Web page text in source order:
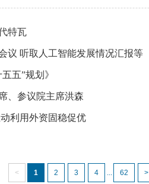
特瓦
议 听取人工智能发展情况汇报等
五”规划》
、参议院主席洪森
利用外资固稳促优
< 1 2 3 4 ... 62 >